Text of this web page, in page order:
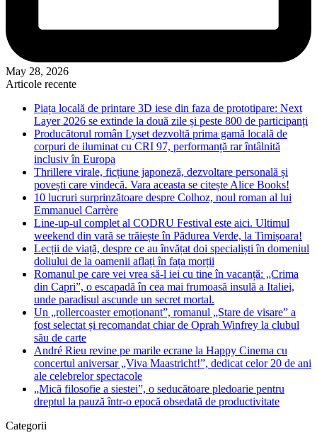
May 28, 2026
Articole recente
Piața locală de printare 3D iese din faza de prototipare: Next
Layer 2026 se extinde la două zile și peste 800 de participanți
Producătorul român Lyset dezvoltă prima gamă locală de
corpuri de iluminat cu CRI 97, performanță rar întâlnită
inclusiv în Europa
Thrillere virale, ficțiune japoneză, dezvoltare personală și
povești care vindecă. Vara aceasta se citește Alice Books!
10 lucruri surprinzătoare despre Colhoz, noul roman al lui
Emmanuel Carrère
Line-up-ul complet al CODRU Festival este aici. Ultimul
weekend din vară se trăiește în Pădurea Verde, la Timișoara!
Lecții de viață, despre ce au învățat doi specialiști în domeniul
doliului de la oamenii aflați în fața morții
Romanul pe care vei vrea să-l iei cu tine în vacanță: „Crima
din Capri”, o escapadă în cea mai frumoasă insulă a Italiei,
unde paradisul ascunde un secret mortal.
Un „rollercoaster emoționant”, romanul „Stare de visare” a
fost selectat și recomandat chiar de Oprah Winfrey la clubul
său de carte
André Rieu revine pe marile ecrane la Happy Cinema cu
concertul aniversar „Viva Maastricht!”, dedicat celor 20 de ani
ale celebrelor spectacole
„Mică filosofie a siestei”, o seducătoare pledoarie pentru
dreptul la pauză într-o epocă obsedată de productivitate
Categorii